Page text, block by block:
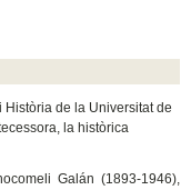
de la Universitat de
la històrica
Galán (1893-1946),